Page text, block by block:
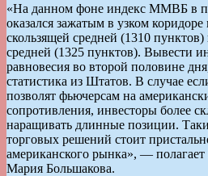
«На данном фоне индекс ММВБ в
оказался зажатым в узком
скользящей средней (1310
средней (1325 пунктов). Вывести
равновесия во второй половине
статистика из Штатов. В случае
позволят фьючерсам на
сопротивления, инвесторы более
наращивать длинные позиции.
торговых решений стоит
американского рынка», —
Мария Большакова.